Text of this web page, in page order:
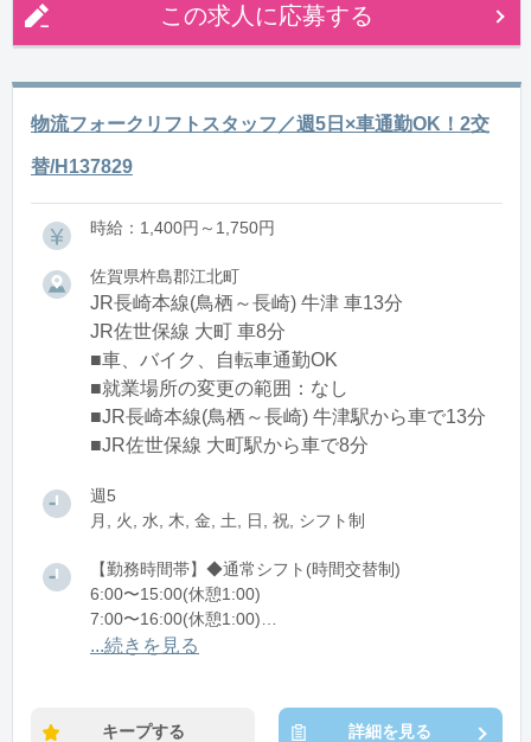
この求人に応募する
物流フォークリフトスタッフ／週5日×車通勤OK！2交
替/H137829
時給：1,400円～1,750円
佐賀県杵島郡江北町
JR長崎本線(鳥栖～長崎) 牛津 車13分
JR佐世保線 大町 車8分
■車、バイク、自転車通勤OK
■就業場所の変更の範囲：なし
■JR長崎本線(鳥栖～長崎) 牛津駅から車で13分
■JR佐世保線 大町駅から車で8分
週5
月, 火, 水, 木, 金, 土, 日, 祝, シフト制
【勤務時間帯】◆通常シフト(時間交替制)
6:00〜15:00(休憩1:00)
7:00〜16:00(休憩1:00)
12:00〜21:00(休憩1:00)
※残業：20〜40時間程度/月
...続きを見る
キープする 詳細を見る